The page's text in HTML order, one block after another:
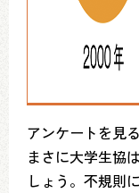
アンケートを見
まさに大学生協
しょう。不規則